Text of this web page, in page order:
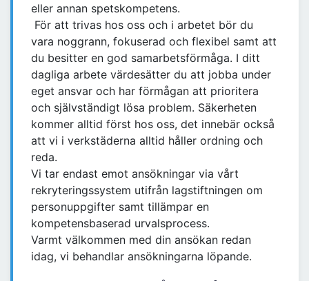
eller annan spetskompetens.
För att trivas hos oss och i arbetet bör du
vara noggrann, fokuserad och flexibel samt att
du besitter en god samarbetsförmåga. I ditt
dagliga arbete värdesätter du att jobba under
eget ansvar och har förmågan att prioritera
och självständigt lösa problem. Säkerheten
kommer alltid först hos oss, det innebär också
att vi i verkstäderna alltid håller ordning och
reda.
Vi tar endast emot ansökningar via vårt
rekryteringssystem utifrån lagstiftningen om
personuppgifter samt tillämpar en
kompetensbaserad urvalsprocess.
Varmt välkommen med din ansökan redan
idag, vi behandlar ansökningarna löpande.